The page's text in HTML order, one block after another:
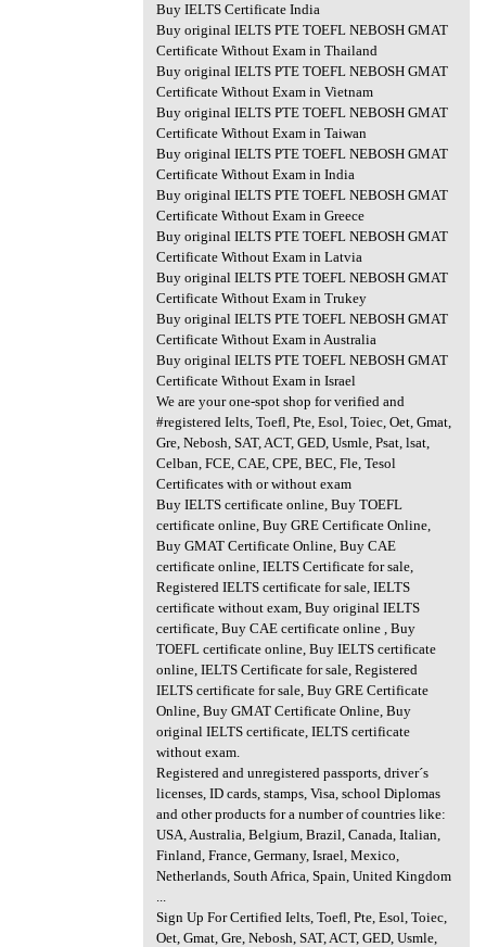
Buy IELTS Certificate India
Buy original IELTS PTE TOEFL NEBOSH GMAT
Certificate Without Exam in Thailand
Buy original IELTS PTE TOEFL NEBOSH GMAT
Certificate Without Exam in Vietnam
Buy original IELTS PTE TOEFL NEBOSH GMAT
Certificate Without Exam in Taiwan
Buy original IELTS PTE TOEFL NEBOSH GMAT
Certificate Without Exam in India
Buy original IELTS PTE TOEFL NEBOSH GMAT
Certificate Without Exam in Greece
Buy original IELTS PTE TOEFL NEBOSH GMAT
Certificate Without Exam in Latvia
Buy original IELTS PTE TOEFL NEBOSH GMAT
Certificate Without Exam in Trukey
Buy original IELTS PTE TOEFL NEBOSH GMAT
Certificate Without Exam in Australia
Buy original IELTS PTE TOEFL NEBOSH GMAT
Certificate Without Exam in Israel
We are your one-spot shop for verified and
#registered Ielts, Toefl, Pte, Esol, Toiec, Oet, Gmat,
Gre, Nebosh, SAT, ACT, GED, Usmle, Psat, lsat,
Celban, FCE, CAE, CPE, BEC, Fle, Tesol
Certificates with or without exam
Buy IELTS certificate online, Buy TOEFL
certificate online, Buy GRE Certificate Online,
Buy GMAT Certificate Online, Buy CAE
certificate online, IELTS Certificate for sale,
Registered IELTS certificate for sale, IELTS
certificate without exam, Buy original IELTS
certificate, Buy CAE certificate online , Buy
TOEFL certificate online, Buy IELTS certificate
online, IELTS Certificate for sale, Registered
IELTS certificate for sale, Buy GRE Certificate
Online, Buy GMAT Certificate Online, Buy
original IELTS certificate, IELTS certificate
without exam.
Registered and unregistered passports, driver´s
licenses, ID cards, stamps, Visa, school Diplomas
and other products for a number of countries like:
USA, Australia, Belgium, Brazil, Canada, Italian,
Finland, France, Germany, Israel, Mexico,
Netherlands, South Africa, Spain, United Kingdom
Sign Up For Certified Ielts, Toefl, Pte, Esol, Toiec,
Oet, Gmat, Gre, Nebosh, SAT, ACT, GED, Usmle,